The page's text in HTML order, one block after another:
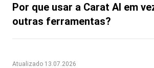
Por que usar a Carat AI em
outras ferramentas?
Atualizado 13.07.2026